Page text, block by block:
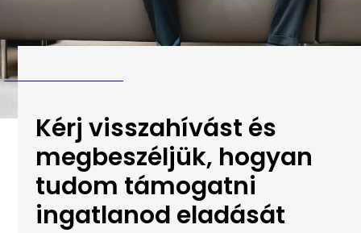
Kérj visszahívást és
megbeszéljük, hogyan
tudom támogatni
ingatlanod eladását